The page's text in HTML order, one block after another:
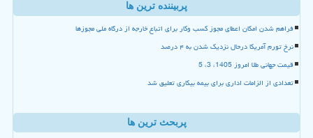
پربیننده ترین ها
فراهم شدن امکان اعطای مجوز کسب وکار برای اتباع خارجه از درگاه ملی مجوزها
نرخ تورم آمریکا درحال نزدیک شدن به ۴ درصد
قیمت جهانی طلا امروز 1405، 3، 5
تعدادی از الزامات اداری برای بیمه بیکاری تعلیق شد
پربحث ترین ها